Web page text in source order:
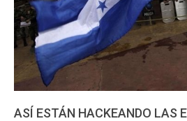
ASÍ ESTÁN HACKEANDO LAS